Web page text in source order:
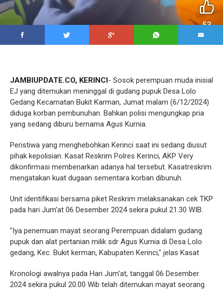
JAMBIUPDATE.CO, KERINCI- Sosok perempuan muda inisial
EJ yang ditemukan meninggal di gudang pupuk Desa Lolo
Gedang Kecamatan Bukit Karman, Jumat malam (6/12/2024)
diduga korban pembunuhan. Bahkan polisi mengungkap pria
yang sedang diburu bernama Agus Kurnia.
Peristiwa yang menghebohkan Kerinci saat ini sedang diusut
pihak kepolisian. Kasat Reskrim Polres Kerinci, AKP Very
dikonfirmasi membenarkan adanya hal tersebut. Kasatreskrim
mengatakan kuat dugaan sementara korban dibunuh.
Unit identifikasi bersama piket Reskrim melaksanakan cek TKP
pada hari Jum'at 06 Desember 2024 sekira pukul 21.30 WIB.
"Iya penemuan mayat seorang Perempuan didalam gudang
pupuk dan alat pertanian milik sdr Agus Kurnia di Desa Lolo
gedang, Kec. Bukit kerman, Kabupaten Kerinci," jelas Kasat
Kronologi awalnya pada Hari Jum'at, tanggal 06 Desember
2024 sekira pukul 20.00 Wib telah ditemukan mayat seorang